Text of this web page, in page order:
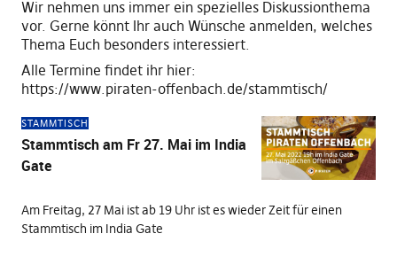
Wir nehmen uns immer ein spezielles Diskussionthema
vor. Gerne könnt Ihr auch Wünsche anmelden, welches
Thema Euch besonders interessiert.
Alle Termine findet ihr hier:
https://www.piraten-offenbach.de/stammtisch/
STAMMTISCH
Stammtisch am Fr 27. Mai im India
Gate
Am Freitag, 27 Mai ist ab 19 Uhr ist es wieder Zeit für einen
Stammtisch im India Gate